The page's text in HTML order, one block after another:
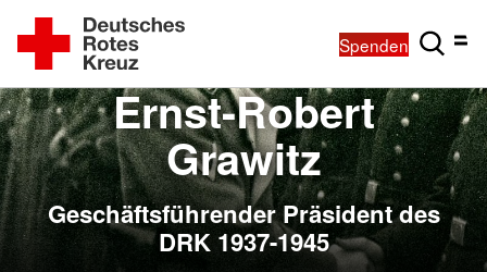
Spenden
Ernst-Robert
Grawitz
Geschäftsführender Präsident des
DRK 1937-1945